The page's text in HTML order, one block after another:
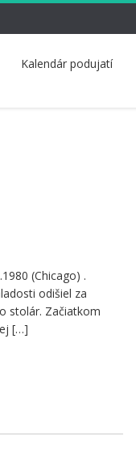
Kalendár podujatí
(Chicago) .
odišiel za
stolár. Začiatkom
[…]